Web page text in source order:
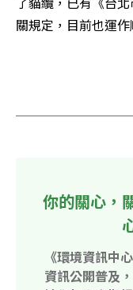
關規定，目前也運作
你的關心，
《環境資訊中
資訊公開普及